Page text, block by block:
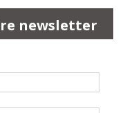
newsletter